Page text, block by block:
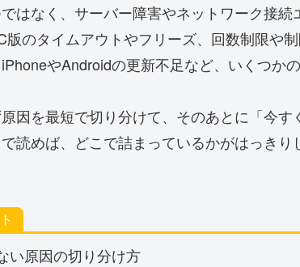
はなく、サーバー障害やネットワーク接
版のタイムアウトやフリーズ、回数制限や
やAndroidの更新不足など、いくつか
因を最短で切り分けて、そのあとに「今
読めば、どこで詰まっているかがはっき
い原因の切り分け方